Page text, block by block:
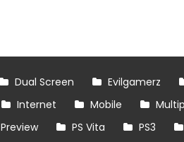
Dual Screen Evilgamerz
Internet Mobile
Preview PS Vita PS3